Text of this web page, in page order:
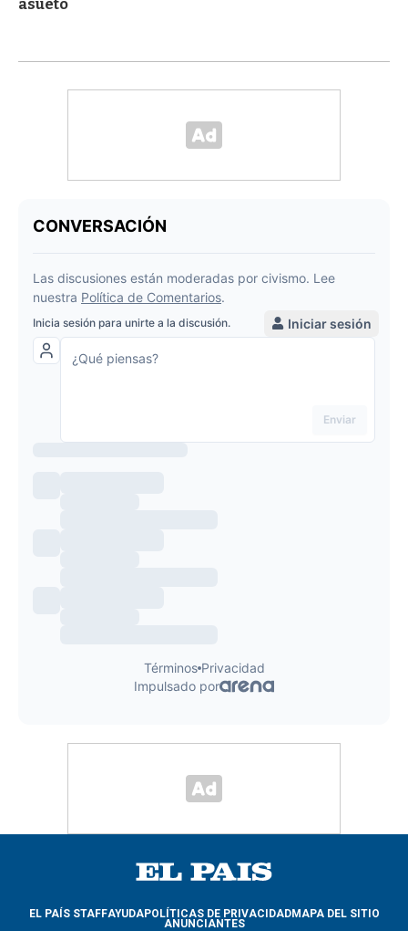
asueto
EL PAÍS STAFFAYUDAPOLÍTICAS DE PRIVACIDADMAPA DEL SITIO
ANUNCIANTES